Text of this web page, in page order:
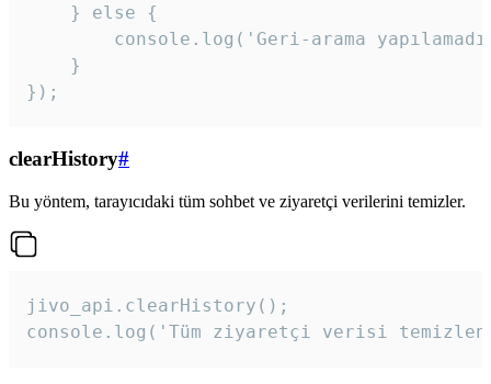
    } else {
console.log('Geri-arama
    }
});
clearHistory#
Bu yöntem, tarayıcıdaki tüm sohbet ve ziyaretçi verilerini temizler.
jivo_api.clearHistory();
console.log('Tüm ziyaretçi verisi